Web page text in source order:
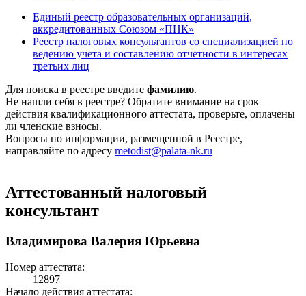
Единый реестр образовательных организаций,
аккредитованных Союзом «ПНК»
Реестр налоговых консультантов со специализацией по
ведению учета и составлению отчетности в интересах
третьих лиц
Для поиска в реестре введите фамилию.
Не нашли себя в реестре? Обратите внимание на срок
действия квалификационного аттестата, проверьте, оплачены
ли членские взносы.
Вопросы по информации, размещенной в Реестре,
направляйте по адресу metodist@palata-nk.ru
Аттестованный налоговый
консультант
Владимирова Валерия Юрьевна
Номер аттестата:
12897
Начало действия аттестата: